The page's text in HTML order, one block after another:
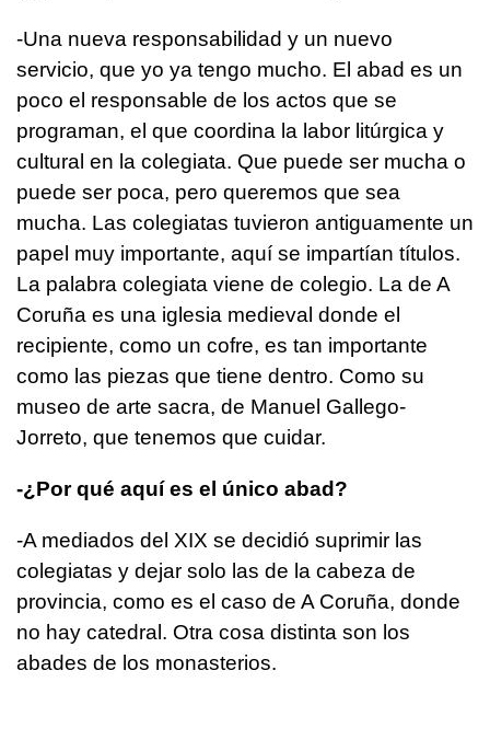
-Una nueva responsabilidad y un nuevo
servicio, que yo ya tengo mucho. El abad es un
poco el responsable de los actos que se
programan, el que coordina la labor litúrgica y
cultural en la colegiata. Que puede ser mucha o
puede ser poca, pero queremos que sea
mucha. Las colegiatas tuvieron antiguamente un
papel muy importante, aquí se impartían títulos.
La palabra colegiata viene de colegio. La de A
Coruña es una iglesia medieval donde el
recipiente, como un cofre, es tan importante
como las piezas que tiene dentro. Como su
museo de arte sacra, de Manuel Gallego-
Jorreto, que tenemos que cuidar.
-¿Por qué aquí es el único abad?
-A mediados del XIX se decidió suprimir las
colegiatas y dejar solo las de la cabeza de
provincia, como es el caso de A Coruña, donde
no hay catedral. Otra cosa distinta son los
abades de los monasterios.